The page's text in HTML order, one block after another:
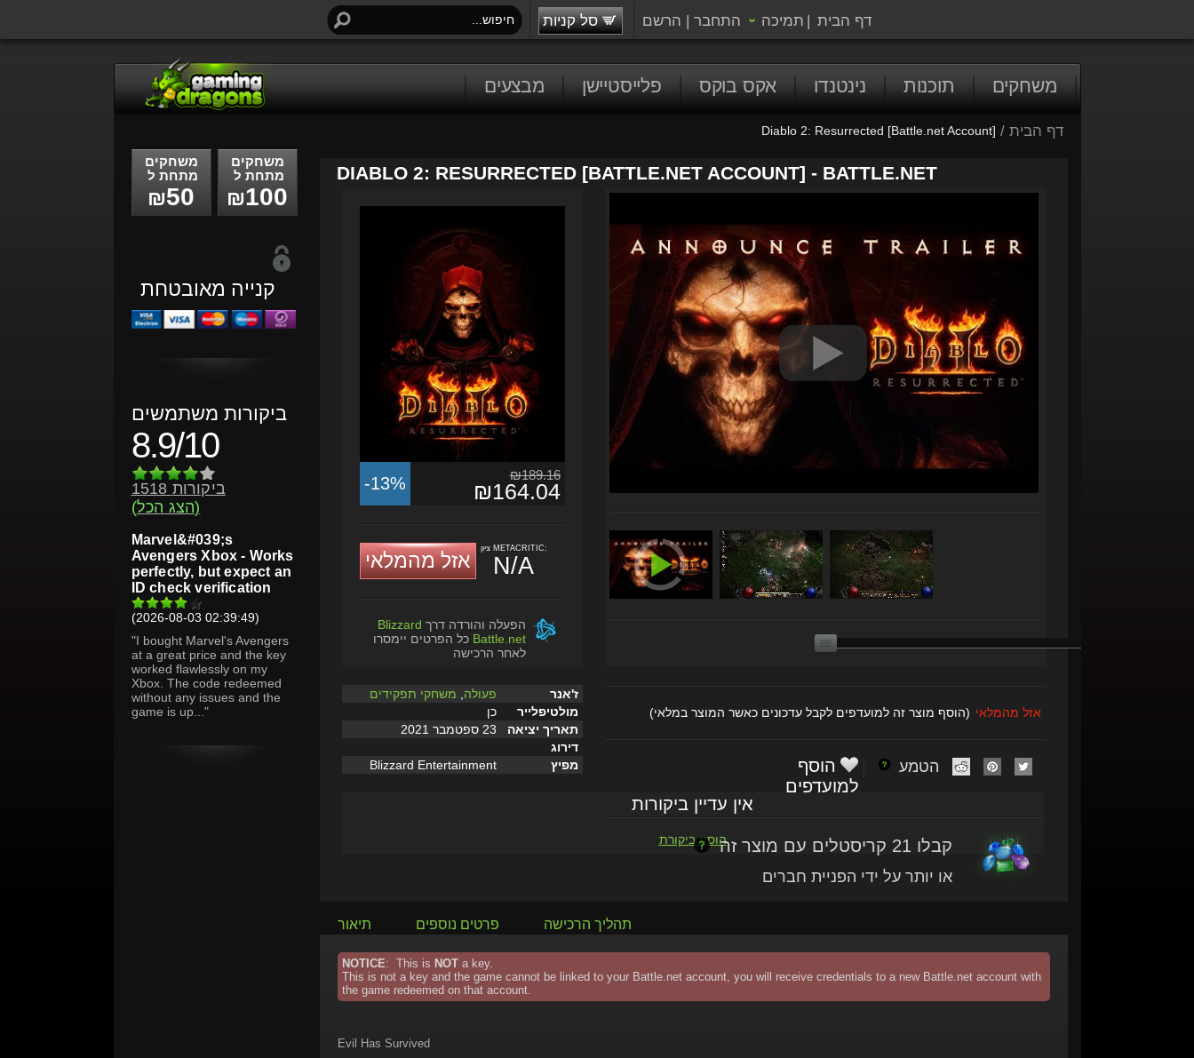
דף הבית | תמיכה התחבר | הרשם סל קניות
מבצעים פלייסטיישן אקס בוקס נינטנדו תוכנות משחקים
דף הבית /
Diablo 2: Resurrected [Battle.net Account]
משחקים
מתחת ל
₪50
משחקים
מתחת ל
₪100
קנייה מאובטחת
ביקורות משתמשים
8.9/10
1518 ביקורות
(הצג הכל)
Marvel&#039;s
Avengers Xbox - Works
perfectly, but expect an
ID check verification
(2026-08-03 02:39:49)
"I bought Marvel's Avengers
at a great price and the key
worked flawlessly on my
Xbox. The code redeemed
without any issues and the
game is up..."
DIABLO 2: RESURRECTED [BATTLE.NET ACCOUNT] - BATTLE.NET
-13% ₪189.16
₪164.04
אזל מהמלאי
ציון METACRITIC:
N/A
הפעלה והורדה דרך Blizzard
Battle.net כל הפרטים יימסרו
לאחר הרכישה
ז'אנר פעולה
משחקי תפקידים
מולטיפלייר
כן
תאריך יציאה
23 ספטמבר 2021
דירוג
מפיץ
Blizzard Entertainment
אין עדיין ביקורות
הוסף ביקורת
אזל מהמלאי (הוסף מוצר זה למועדפים לקבל עדכונים כאשר המוצר במלאי)
הטמע
הוסף
למועדפים
קבלו 21 קריסטלים עם מוצר זה
או יותר על ידי הפניית חברים
תיאור פרטים נוספים תהליך הרכישה
NOTICE: This is NOTa key.
This is not a key and the game cannot be linked to your Battle.net account, you will receive credentials to a new Battle.net account with
the game redeemed on that account.
Evil Has Survived